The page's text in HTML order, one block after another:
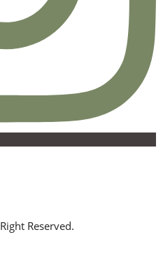
Reserved.